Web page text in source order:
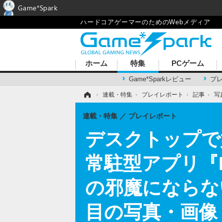
ハードコアゲーマーのためのWebメディア
ホーム 特集
Game*Sparkレビュー プ
PCゲーム
› 連載・特集 › プレイレポート › 記事 › 写
デスクトップ
常駐型アプリ
の邪魔になら
目の写真・画像
連載・特集 プレイレポート
Game*Spark